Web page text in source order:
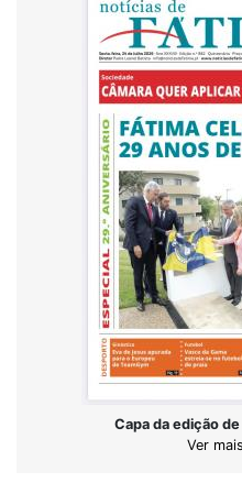
Capa da edição
Ver